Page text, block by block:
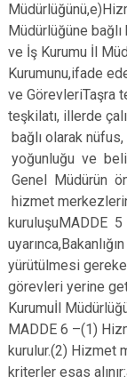
Müdürlüğüne
ve İş Kurumu İl
Kurumunu,ifade
ve GörevleriTaşra
teşkilatı, illerde
bağlı olarak
yoğunluğu ve
Genel Müdürün
hizmet
kuruluşuMADDE 5
yürütülmesi
görevleri yerine
Kurumuİl
MADDE 6 –(1)
kurulur.(2) Hizmet
kriterler esas